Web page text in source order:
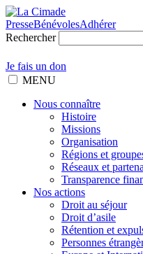
PresseBénévolesAdhérer
Rechercher
Je fais un don
MENU
Nous connaître
Histoire
Missions
Organisation
Régions et
Réseaux et
Transparence
Nos actions
Droit au séjour
Droit d’asile
Rétention et
Personnes